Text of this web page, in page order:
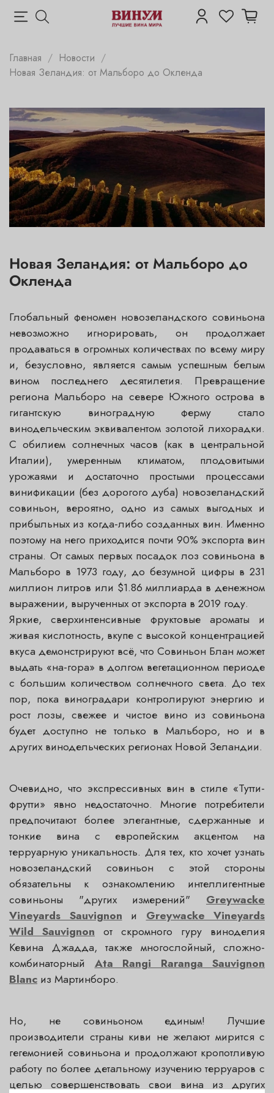
Главная
Новости
Новая Зеландия: от Мальборо до Окленда
Новая Зеландия: от Мальборо до
Окленда
Глобальный феномен новозеландского совиньона
невозможно игнорировать, он продолжает
продаваться в огромных количествах по всему миру
и, безусловно, является самым успешным белым
вином последнего десятилетия. Превращение
региона Мальборо на севере Южного острова в
гигантскую виноградную ферму стало
винодельческим эквивалентом золотой лихорадки.
С обилием солнечных часов (как в центральной
Италии), умеренным климатом, плодовитыми
урожаями и достаточно простыми процессами
винификации (без дорогого дуба) новозеландский
совиньон, вероятно, одно из самых выгодных и
прибыльных из когда-либо созданных вин. Именно
поэтому на него приходится почти 90% экспорта вин
страны. От самых первых посадок лоз совиньона в
Мальборо в 1973 году, до безумной цифры в 231
миллион литров или $1.86 миллиарда в денежном
выражении, вырученных от экспорта в 2019 году.
Яркие, сверхинтенсивные фруктовые ароматы и
живая кислотность, вкупе с высокой концентрацией
вкуса демонстрируют всё, что Совиньон Блан может
выдать «на-гора» в долгом вегетационном периоде
с большим количеством солнечного света. До тех
пор, пока виноградари контролируют энергию и
рост лозы, свежее и чистое вино из совиньона
будет доступно не только в Мальборо, но и в
других винодельческих регионах Новой Зеландии.
Очевидно, что экспрессивных вин в стиле «Тутти-
фрутти» явно недостаточно. Многие потребители
предпочитают более элегантные, сдержанные и
тонкие вина с европейским акцентом на
терруарную уникальность. Для тех, кто хочет узнать
новозеландский совиньон с этой стороны
обязательны к ознакомлению интеллигентные
совиньоны "других измерений" Greywacke
Vineyards Sauvignon и Greywacke Vineyards
Wild Sauvignon от скромного гуру виноделия
Кевина Джадда, также многослойный, сложно-
комбинаторный Ata Rangi Raranga Sauvignon
Blanc из Мартинборо.
Но, не совиньоном единым! Лучшие
производители страны киви не желают мирится с
гегемонией совиньона и продолжают кропотливую
работу по более детальному изучению терруаров с
целью совершенствовать свои вина из других